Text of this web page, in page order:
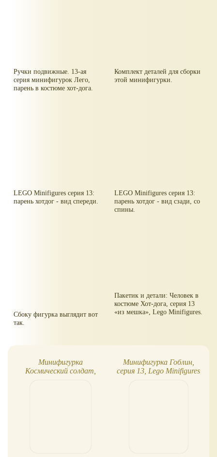
Ручки подвижные. 13-ая
серия минифигурок Лего,
парень в костюме хот-дога.
Комплект деталей для сборки
этой минифигурки.
LEGO Minifigures серия 13:
парень хотдог - вид спереди.
LEGO Minifigures серия 13:
парень хотдог - вид сзади, со
спины.
Сбоку фигурка выглядит вот
так.
Пакетик и детали: Человек в
костюме Хот-дога, серия 13
из мешка
, Lego Minifigures.
Минифигурка
Космический солдат,
Минифигурка Гоблин,
серия 13, Lego Minifigures